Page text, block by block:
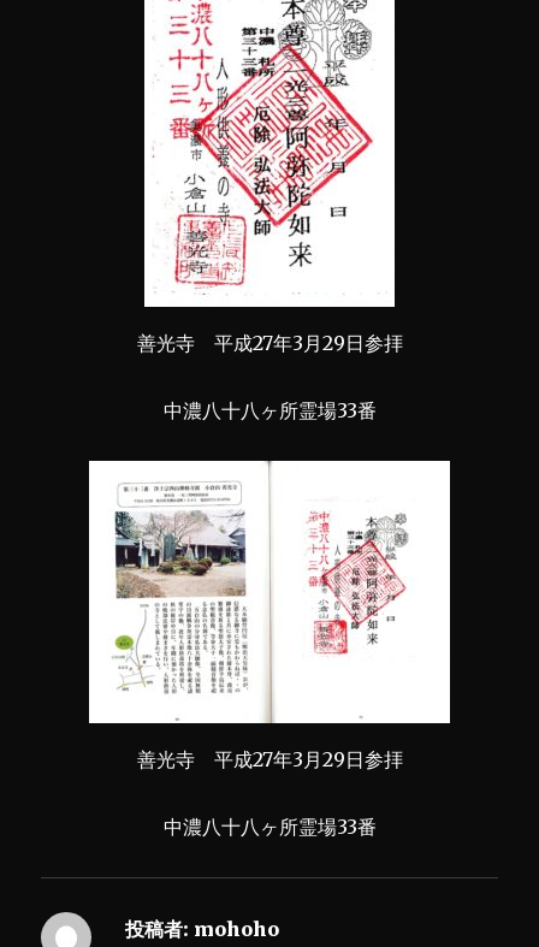
善光寺 平成27年3月29日参拝
中濃八十八ヶ所霊場33番
善光寺 平成27年3月29日参拝
中濃八十八ヶ所霊場33番
投稿者: mohoho